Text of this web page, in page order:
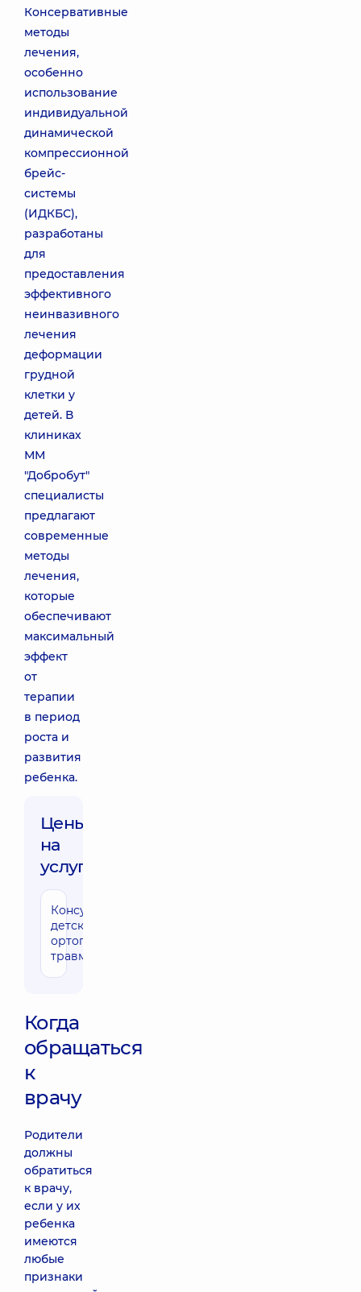
Консервативные
методы
лечения,
особенно
использование
индивидуальной
динамической
компрессионной
брейс-
системы
(ИДКБС),
разработаны
для
предоставления
эффективного
неинвазивного
лечения
деформации
грудной
клетки у
детей. В
клиниках
ММ
"Добробут"
специалисты
предлагают
современные
методы
лечения,
которые
обеспечивают
максимальный
эффект
от
терапии
в период
роста и
развития
ребенка.
Цены
на
услуги:
Консультация
детского
ортопеда-
травматолога
Когда
обращаться
к
врачу
Родители
должны
обратиться
к врачу,
если у их
ребенка
имеются
любые
признаки